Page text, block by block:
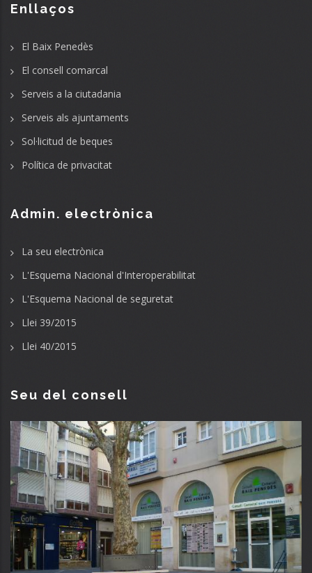
Enllaços
El Baix Penedès
El consell comarcal
Serveis a la ciutadania
Serveis als ajuntaments
Sol·licitud de beques
Política de privacitat
Admin. electrònica
La seu electrònica
L'Esquema Nacional d'Interoperabilitat
L'Esquema Nacional de seguretat
Llei 39/2015
Llei 40/2015
Seu del consell